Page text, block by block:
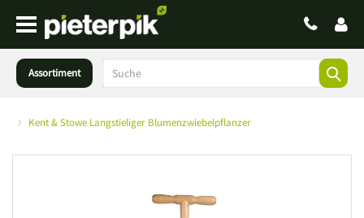
Assortiment
Kent & Stowe Langstieliger Blumenzwiebelpflanzer